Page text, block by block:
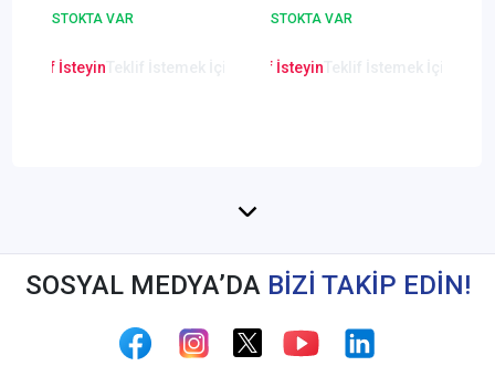
S4 2 Megapiksel Full
Kamera
STOKTA VAR
Teklif İsteyin Teklif İstemek İçin Tıklayınız
Megapiksel WDR
IR Bullet IP Kamera
STOKTA VAR
Lütfen Teklif İsteyin
SOSYAL MEDYA’DA BİZİ TAKİP EDİN!